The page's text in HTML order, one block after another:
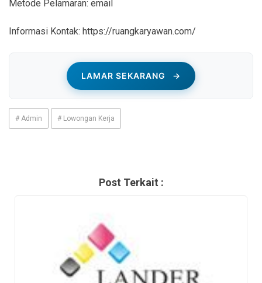
Metode Pelamaran: email
Informasi Kontak: https://ruangkaryawan.com/
LAMAR SEKARANG →
# Admin # Lowongan Kerja
Post Terkait :